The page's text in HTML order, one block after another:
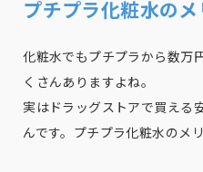
プチプラ化粧水のメ
化粧水でもプチプラから数万
くさんありますよね。
実はドラッグストアで買える
んです。プチプラ化粧水のメ